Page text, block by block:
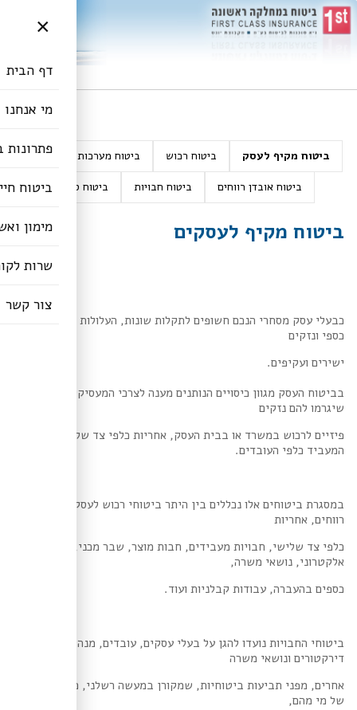
ביטוח מקיף לעסק ביטוח רכוש ביטוח מערכות ממוחשבות
ביטוח אובדן רווחים ביטוח חבויות ביטוח סייבר
ביטוח מקיף לעסקים
כבעלי עסק מסחרי הנכם חשופים לתקלות שונות, העלולות לגרום הפסד
כספי ונזקים
ישירים ועקיפים.
בביטוח העסק מגוון כיסויים הנותנים מענה לצרכי המעסיקים במקרה
שיגרמו להם נזקים
פיזיים לרכוש במשרד או בבית העסק, אחריות כלפי צד שלישי ואחריות
המעביד כלפי העובדים.
במסגרת ביטוחים אלו נכללים בין היתר ביטוחי רכוש לעסק, אובדן
רווחים, אחריות
כלפי צד שלישי, חבויות מעבידים, חבות מוצר, שבר מכני, ציוד
אלקטרוני, נושאי משרה,
כספים בהעברה, עבודות קבלניות ועוד.
ביטוחי החבויות נועדו להגן על בעלי עסקים, עובדים, מנהלים,
דירקטורים ונושאי משרה
אחרים, מפני תביעות ביטוחיות, שמקורן במעשה רשלני, כשל או מחדל
של מי מהם,
×
דף הבית
מי אנחנו
פתרונות
ביטוח
מימון
שרות
צור קשר